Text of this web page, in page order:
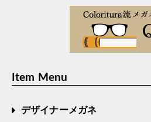
Item Menu
デザイナーメガネ